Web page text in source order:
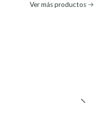
Ver más productos